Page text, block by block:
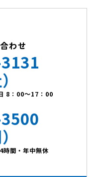
わせ
8：00～17：00
時間・年中無休